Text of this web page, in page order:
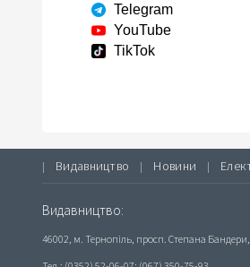
Telegram
YouTube
TikTok
| Видавництво | Новини |
Видавництво:
46002, м. Тернопіль, просп. Степана